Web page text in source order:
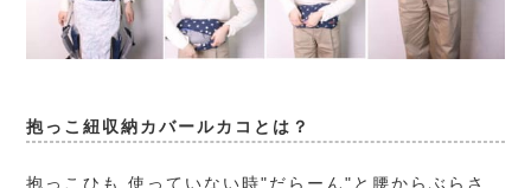
抱っこ紐収納カバールカコとは？
抱っこひも 使っていない時"だらーん"と腰からぶらさ